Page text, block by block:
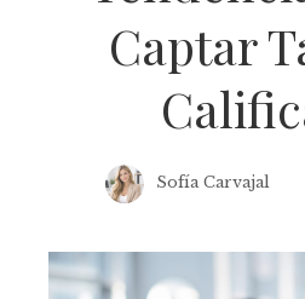
Captar
Sofía Carvajal